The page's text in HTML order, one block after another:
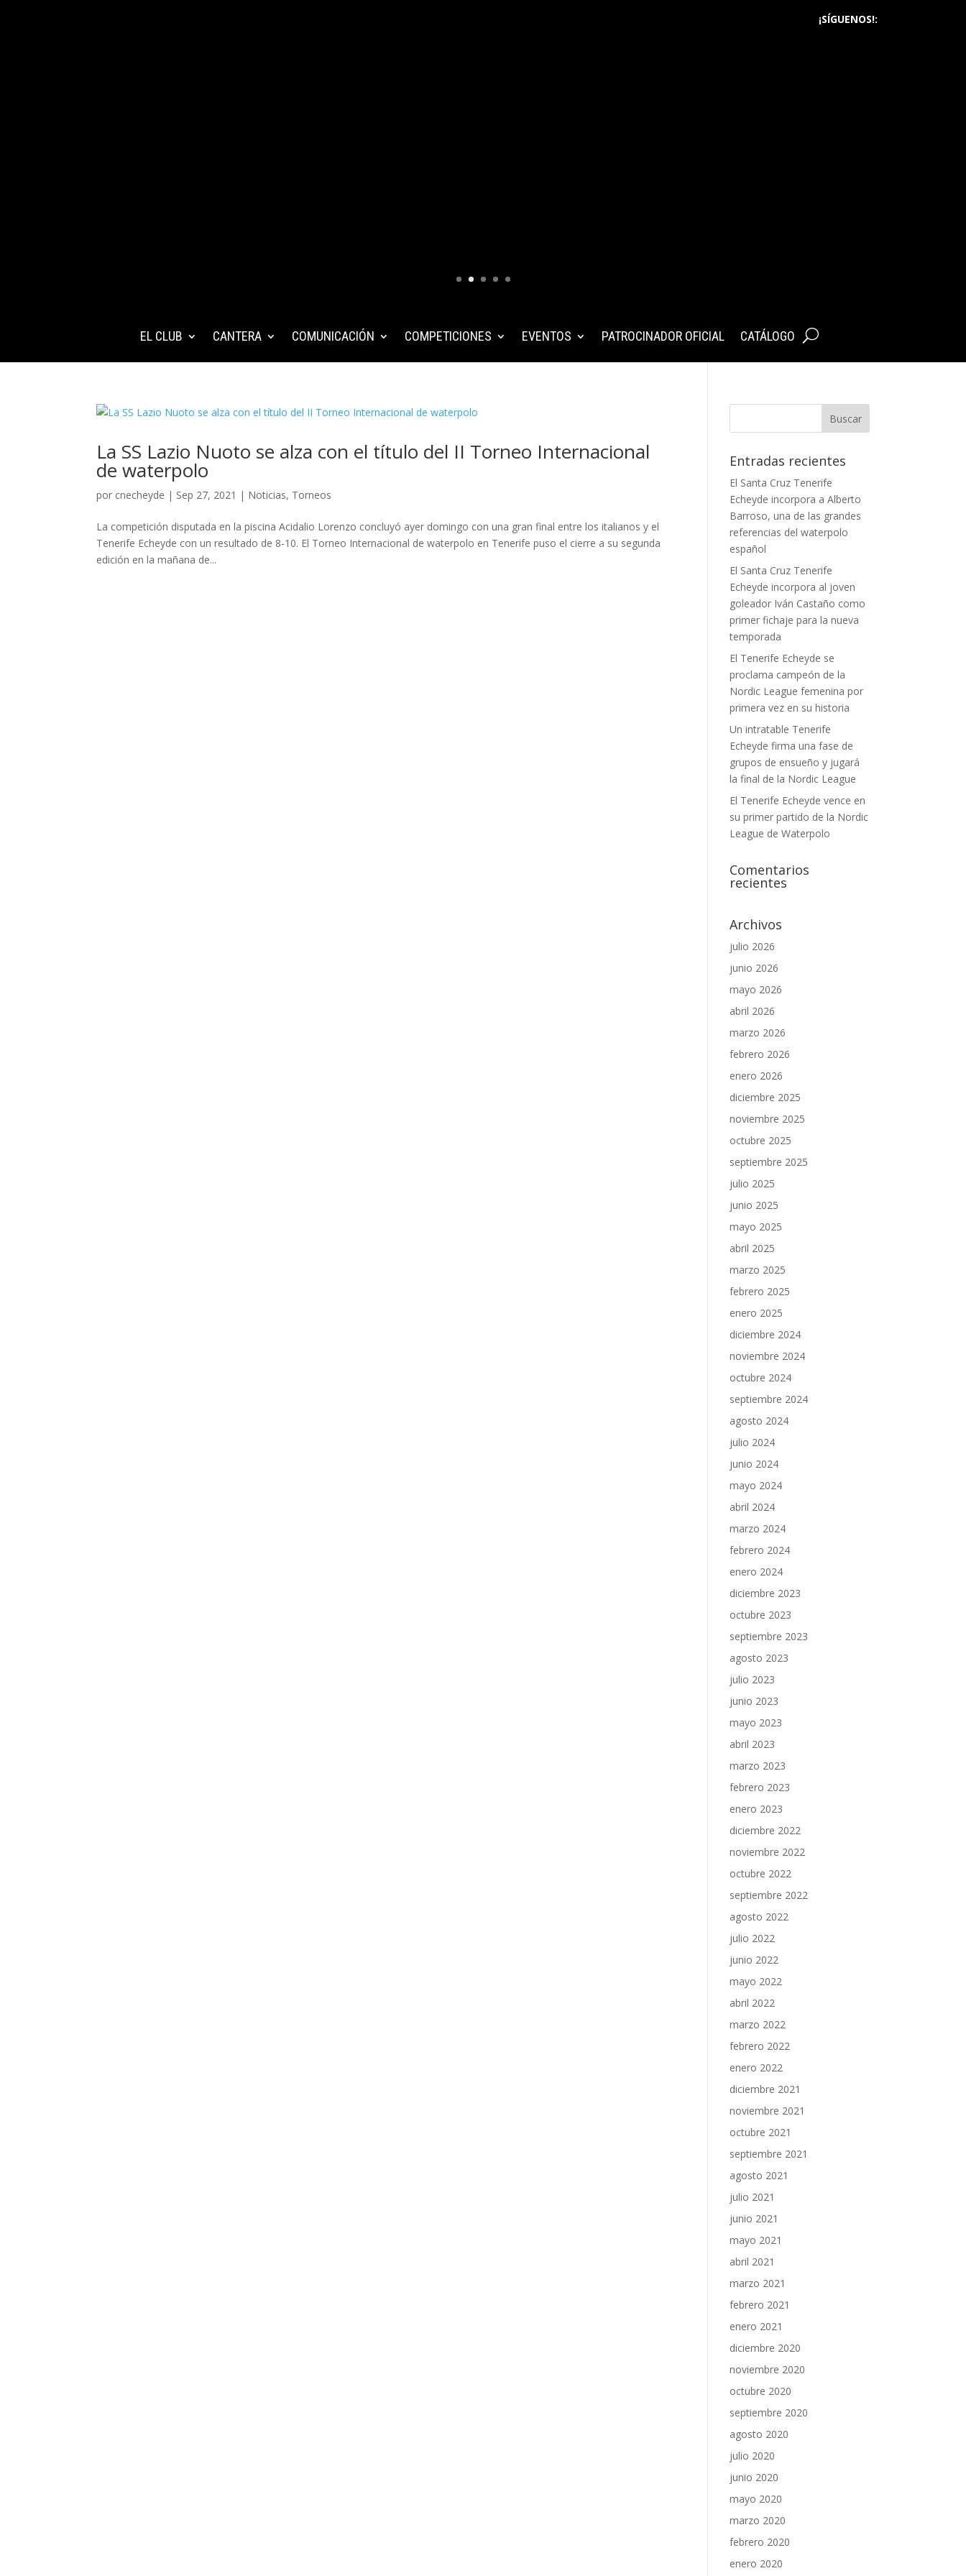
¡SÍGUENOS!:
EL CLUB CANTERA COMUNICACIÓN COMPETICIONES EVENTOS PATROCINADOR OFICIAL CATÁLOGO
La SS Lazio Nuoto se alza con el título del II Torneo Internacional
de waterpolo
por cnecheyde | Sep 27, 2021 | Noticias, Torneos
La competición disputada en la piscina Acidalio Lorenzo concluyó ayer domingo con una gran final entre los italianos y el
Tenerife Echeyde con un resultado de 8-10. El Torneo Internacional de waterpolo en Tenerife puso el cierre a su segunda
edición en la mañana de...
Entradas recientes
El Santa Cruz Tenerife
Echeyde incorpora a Alberto
Barroso, una de las grandes
referencias del waterpolo
español
El Santa Cruz Tenerife
Echeyde incorpora al joven
goleador Iván Castaño como
primer fichaje para la nueva
temporada
El Tenerife Echeyde se
proclama campeón de la
Nordic League femenina por
primera vez en su historia
Un intratable Tenerife
Echeyde firma una fase de
grupos de ensueño y jugará
la final de la Nordic League
El Tenerife Echeyde vence en
su primer partido de la Nordic
League de Waterpolo
Comentarios
recientes
Archivos
julio 2026
junio 2026
mayo 2026
abril 2026
marzo 2026
febrero 2026
enero 2026
diciembre 2025
noviembre 2025
octubre 2025
septiembre 2025
julio 2025
junio 2025
mayo 2025
abril 2025
marzo 2025
febrero 2025
enero 2025
diciembre 2024
noviembre 2024
octubre 2024
septiembre 2024
agosto 2024
julio 2024
junio 2024
mayo 2024
abril 2024
marzo 2024
febrero 2024
enero 2024
diciembre 2023
octubre 2023
septiembre 2023
agosto 2023
julio 2023
junio 2023
mayo 2023
abril 2023
marzo 2023
febrero 2023
enero 2023
diciembre 2022
noviembre 2022
octubre 2022
septiembre 2022
agosto 2022
julio 2022
junio 2022
mayo 2022
abril 2022
marzo 2022
febrero 2022
enero 2022
diciembre 2021
noviembre 2021
octubre 2021
septiembre 2021
agosto 2021
julio 2021
junio 2021
mayo 2021
abril 2021
marzo 2021
febrero 2021
enero 2021
diciembre 2020
noviembre 2020
octubre 2020
septiembre 2020
agosto 2020
julio 2020
junio 2020
mayo 2020
marzo 2020
febrero 2020
enero 2020